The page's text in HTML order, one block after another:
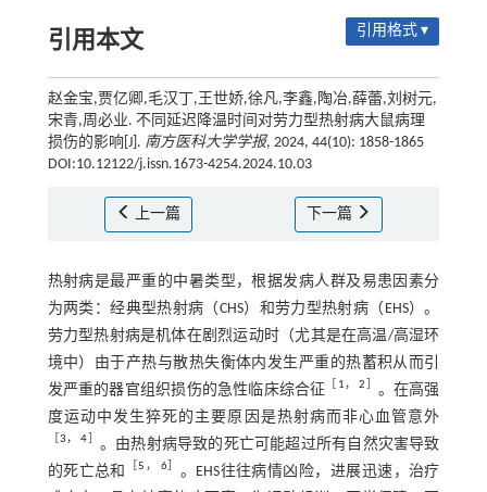
引用本文 引用格式 ▾
赵金宝,贾亿卿,毛汉丁,王世娇,徐凡,李鑫,陶冶,薛蕾,刘树元,
宋青,周必业. 不同延迟降温时间对劳力型热射病大鼠病理
损伤的影响[J]. 南方医科大学学报, 2024, 44(10): 1858-1865
DOI:10.12122/j.issn.1673-4254.2024.10.03
上一篇 下一篇
热射病是最严重的中暑类型，根据发病人群及易患因素分
为两类：经典型热射病（CHS）和劳力型热射病（EHS）。
劳力型热射病是机体在剧烈运动时（尤其是在高温/高湿环
境中）由于产热与散热失衡体内发生严重的热蓄积从而引
发严重的器官组织损伤的急性临床综合征
［ 1，2］ 。在高强
度运动中发生猝死的主要原因是热射病而非心血管意外
［3，4］ 。由热射病导致的死亡可能超过所有自然灾害导致
的死亡总和
［5 ， 6］ 。EHS往往病情凶险，进展迅速，治疗